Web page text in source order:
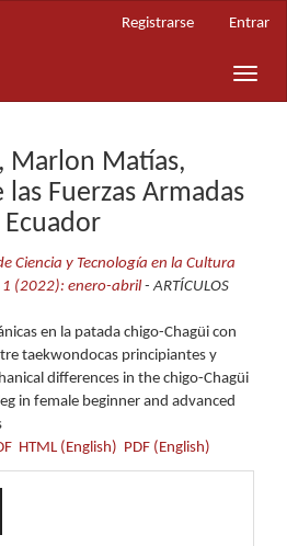
Registrarse Entrar
Toggle
Marlon Matías,
Fuerzas Armadas
Ecuador
Ciencia y Tecnología en la Cultura
1 (2022): enero-abril- ARTÍCULOS
en la patada chigo-Chagüi con
taekwondocas principiantes y
differences in the chigo-Chagüi
in female beginner and advanced
HTML (English) PDF (English)